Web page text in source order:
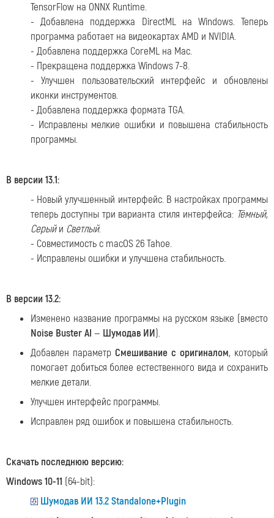
TensorFlow на ONNX Runtime.
- Добавлена ​​поддержка DirectML на Windows. Теперь
программа работает на видеокартах AMD и NVIDIA.
- Добавлена ​​поддержка CoreML на Mac.
- Прекращена поддержка Windows 7-8.
- Улучшен пользовательский интерфейс и обновлены
иконки инструментов.
- Добавлена поддержка формата TGA.
- Исправлены мелкие ошибки и повышена стабильность
программы.
В версии 13.1:
- Новый улучшенный интерфейс. В настройках программы
теперь доступны три варианта стиля интерфейса: Тёмный,
Серыйи Светлый.
- Cовместимость с macOS 26 Tahoe.
- Исправлены ошибки и улучшена стабильность.
В версии 13.2:
Изменено название программы на русском языке (вместо
Noise Buster AI — Шумодав ИИ).
Добавлен параметр Смешивание с оригиналом, который
помогает добиться более естественного вида и сохранить
мелкие детали.
Улучшен интерфейс программы.
Исправлен ряд ошибок и повышена стабильность.
Скачать последнюю версию:
Windows 10-11 (64-bit):
Шумодав ИИ 13.2 Standalone+Plugin